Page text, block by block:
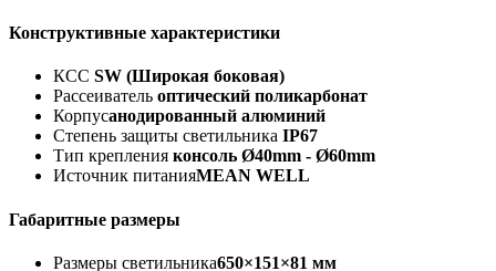
Конструктивные характеристики
КСС SW (Широкая боковая)
Рассеиватель оптический поликарбонат
Корпусанодированный алюминий
Степень защиты светильника IP67
Тип крепления консоль Ø40mm - Ø60mm
Источник питанияMEAN WELL
Габаритные размеры
Размеры светильника650×151×81 мм